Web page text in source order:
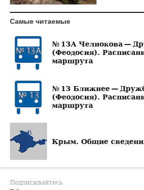
Самые читаемые
№ 13А Челнокова —
(Феодосия).
маршрута
№ 13 Ближнее —
(Феодосия).
маршрута
Крым. Общие
Подписывайтесь